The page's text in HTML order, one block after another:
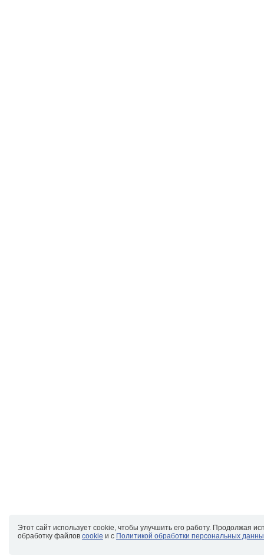
Этот сайт использует cookie, чтобы улучшить его работу. Продолжая
обработку файлов cookie и с Политикой обработки персональных